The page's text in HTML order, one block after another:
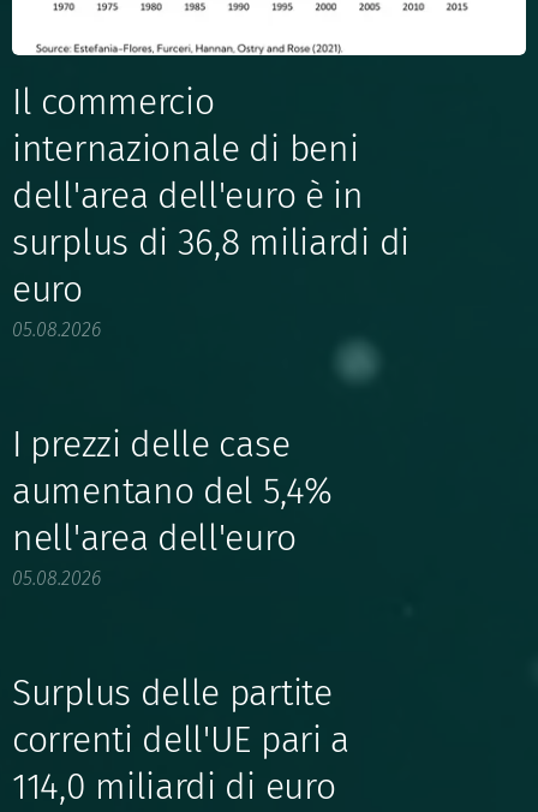
Il commercio
internazionale di beni
dell'area dell'euro è in
surplus di 36,8 miliardi di
euro
05.08.2026
I prezzi delle case
aumentano del 5,4%
nell'area dell'euro
05.08.2026
Surplus delle partite
correnti dell'UE pari a
114,0 miliardi di euro